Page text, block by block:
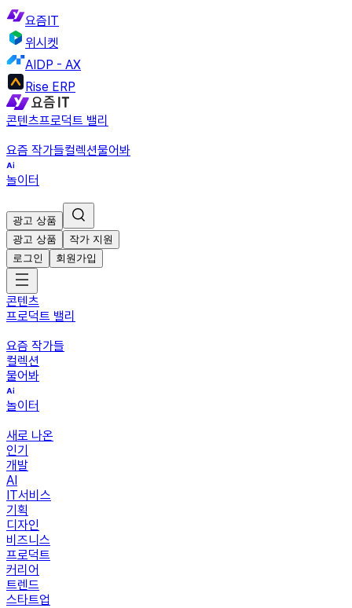
요즘IT
위시켓
AIDP - AX
Rise ERP
콘텐츠프로덕트 밸리
요즘 작가들컬렉션물어봐
놀이터
광고 상품
광고 상품
작가 지원
로그인
회원가입
콘텐츠
프로덕트 밸리
요즘 작가들
컬렉션
물어봐
놀이터
새로 나온
인기
개발
AI
IT서비스
기획
디자인
비즈니스
프로덕트
커리어
트렌드
스타트업